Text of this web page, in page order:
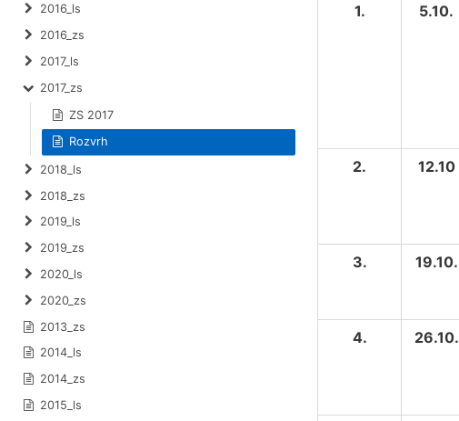
2016_ls
2016_zs
2017_ls
2017_zs
ZS 2017
Rozvrh
2018_ls
2018_zs
2019_ls
2019_zs
2020_ls
2020_zs
2013_zs
2014_ls
2014_zs
2015_ls
1.
5.10.
2.
12.10
3.
19.10.
4.
26.10.